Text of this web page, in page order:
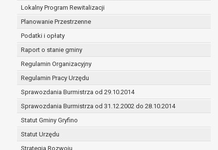
Lokalny Program Rewitalizacji
Planowanie Przestrzenne
Podatki i opłaty
Raport o stanie gminy
Regulamin Organizacyjny
Regulamin Pracy Urzędu
Sprawozdania Burmistrza od 29.10.2014
Sprawozdania Burmistrza od 31.12.2002 do 28.10.2014
Statut Gminy Gryfino
Statut Urzędu
Strategia Rozwoju
(merytorycznych), a także obowiązków i
zadań zleconych przez instytucje
nadrzędne wobec Gminy;
zawarcia i realizacji umów;
ochrony żywotnych interesów osoby, której
dane dotyczą, lub innej osoby fizycznej;
wykonania zadania realizowanego w
interesie publicznym lub w ramach
sprawowania władzy publicznej
powierzonej administratorowi;
w pozostałych przypadkach dane osobowe
przetwarzane są wyłącznie na podstawie
wcześniej udzielonej zgody w zakresie i celu
określonym w treści zgody.